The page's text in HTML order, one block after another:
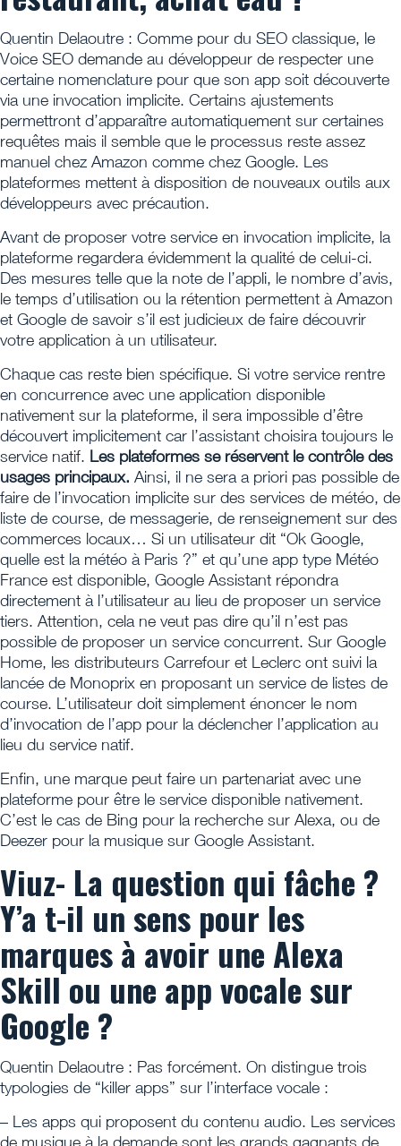
Quentin Delaoutre : Comme pour du SEO classique, le
Voice SEO demande au développeur de respecter une
certaine nomenclature pour que son app soit découverte
via une invocation implicite. Certains ajustements
permettront d’apparaître automatiquement sur certaines
requêtes mais il semble que le processus reste assez
manuel chez Amazon comme chez Google. Les
plateformes mettent à disposition de nouveaux outils aux
développeurs avec précaution.
Avant de proposer votre service en invocation implicite, la
plateforme regardera évidemment la qualité de celui-ci.
Des mesures telle que la note de l’appli, le nombre d’avis,
le temps d’utilisation ou la rétention permettent à Amazon
et Google de savoir s’il est judicieux de faire découvrir
votre application à un utilisateur.
Chaque cas reste bien spécifique. Si votre service rentre
en concurrence avec une application disponible
nativement sur la plateforme, il sera impossible d’être
découvert implicitement car l’assistant choisira toujours le
service natif. Les plateformes se réservent le contrôle des
usages principaux. Ainsi, il ne sera a priori pas possible de
faire de l’invocation implicite sur des services de météo, de
liste de course, de messagerie, de renseignement sur des
commerces locaux… Si un utilisateur dit “Ok Google,
quelle est la météo à Paris ?” et qu’une app type Météo
France est disponible, Google Assistant répondra
directement à l’utilisateur au lieu de proposer un service
tiers. Attention, cela ne veut pas dire qu’il n’est pas
possible de proposer un service concurrent. Sur Google
Home, les distributeurs Carrefour et Leclerc ont suivi la
lancée de Monoprix en proposant un service de listes de
course. L’utilisateur doit simplement énoncer le nom
d’invocation de l’app pour la déclencher l’application au
lieu du service natif.
Enfin, une marque peut faire un partenariat avec une
plateforme pour être le service disponible nativement.
C’est le cas de Bing pour la recherche sur Alexa, ou de
Deezer pour la musique sur Google Assistant.
Viuz- La question qui fâche ?
Y’a t-il un sens pour les
marques à avoir une Alexa
Skill ou une app vocale sur
Google ?
Quentin Delaoutre : Pas forcément. On distingue trois
typologies de “killer apps” sur l’interface vocale :
– Les apps qui proposent du contenu audio. Les services
de musique à la demande sont les grands gagnants de